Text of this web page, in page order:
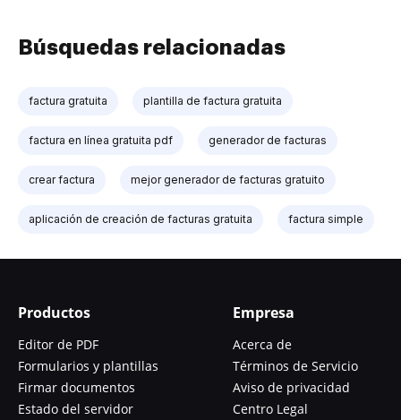
Búsquedas relacionadas
factura gratuita plantilla de factura gratuita
factura en línea gratuita pdf generador de facturas
crear factura mejor generador de facturas gratuito
aplicación de creación de facturas gratuita factura simple
Productos
Editor de PDF
Formularios y plantillas
Firmar documentos
Estado del servidor
Empresa
Acerca de
Términos de Servicio
Aviso de privacidad
Centro Legal